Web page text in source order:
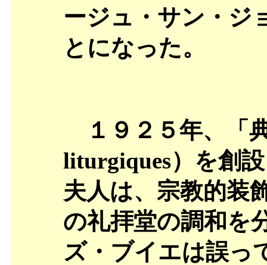
ージュ・サン・ジ
とになった。
１９２５年、「
liturgiques）を創
夫人は、宗教的装
の礼拝堂の調和を
ズ・ブイエは誤っ